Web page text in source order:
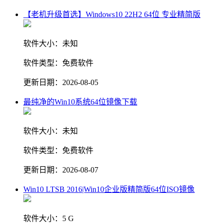
【老机升级首选】Windows10 22H2 64位 专业精简版
软件大小： 未知
软件类型： 免费软件
更新日期： 2026-08-05
最纯净的Win10系统64位镜像下载
软件大小： 未知
软件类型： 免费软件
更新日期： 2026-08-07
Win10 LTSB 2016|Win10企业版精简版64位ISO镜像
软件大小： 5 G